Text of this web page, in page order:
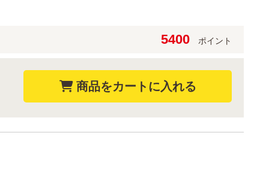
5400 ポイント